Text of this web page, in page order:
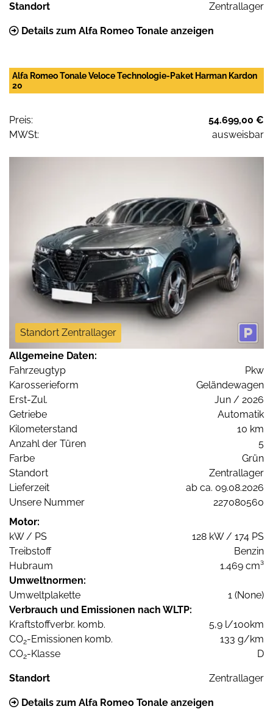
Standort Zentrallager
Details zum Alfa Romeo Tonale anzeigen
Alfa Romeo Tonale Veloce Technologie-Paket Harman Kardon
20
Preis:
54.699,00 €
MWSt:
ausweisbar
Standort Zentrallager
Allgemeine Daten:
Fahrzeugtyp
Pkw
Karosserieform
Geländewagen
Erst-Zul.
Jun / 2026
Getriebe
Automatik
Kilometerstand
10 km
Anzahl der Türen
5
Farbe
Grün
Standort
Zentrallager
Lieferzeit
ab ca. 09.08.2026
Unsere Nummer
227080560
Motor:
kW / PS
128 kW / 174 PS
Treibstoff
Benzin
Hubraum
1.469 cm³
Umweltnormen:
Umweltplakette
1 (None)
Verbrauch und Emissionen nach WLTP:
Kraftstoffverbr. komb.
5,9 l/100km
CO2-Emissionen komb.
133 g/km
CO2-Klasse D
Standort Zentrallager
Details zum Alfa Romeo Tonale anzeigen